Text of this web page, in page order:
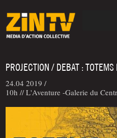
PROJECTION / DEBAT : TOTEMS
24.04 2019 /
10h // L'Aventure -Galerie du